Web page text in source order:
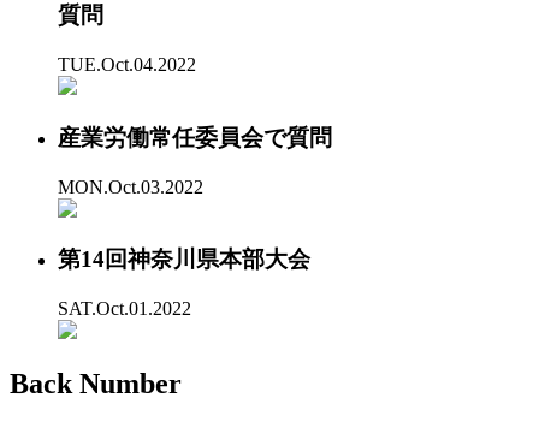
質問
TUE.Oct.04.2022
産業労働常任委員会で質問
MON.Oct.03.2022
第14回神奈川県本部大会
SAT.Oct.01.2022
Back Number